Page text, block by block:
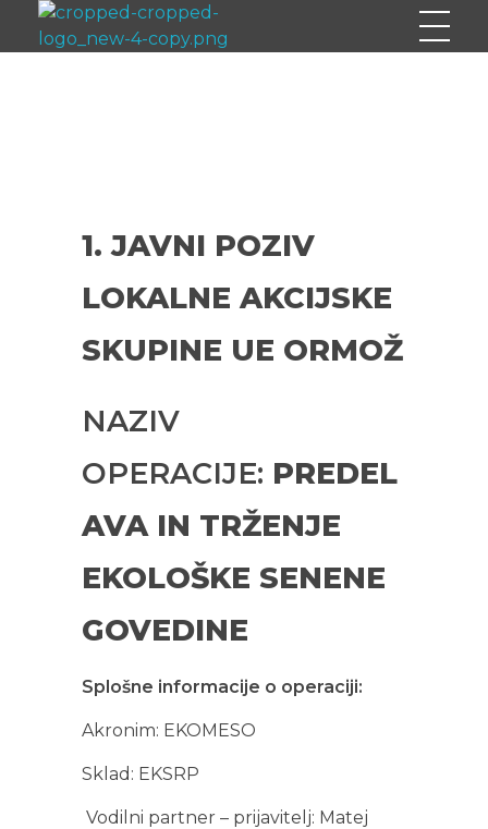
1. JAVNI POZIV
LOKALNE AKCIJSKE
SKUPINE UE ORMOŽ
NAZIV
OPERACIJE: PREDEL
AVA IN TRŽENJE
EKOLOŠKE SENENE
GOVEDINE
Splošne informacije o operaciji:
Akronim: EKOMESO
Sklad: EKSRP
Vodilni partner – prijavitelj: Matej